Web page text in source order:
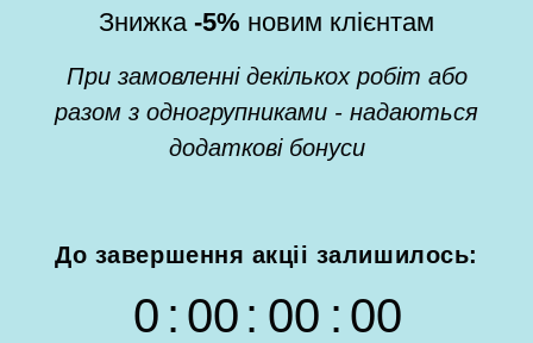
Знижка -5% новим клієнтам
При замовленні декількох робіт або
разом з одногрупниками - надаються
додаткові бонуси
До завершення акціі залишилось:
0 : 00 : 00 : 00